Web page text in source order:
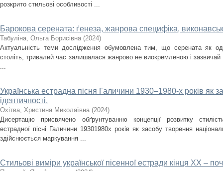
розкрито стильові особливості ...
Барокова серената: ґенеза, жанрова специфіка,
Табуліна, Ольга Борисівна (2024)
Актуальність теми дослідження обумовлена тим, що серената як
століть, тривалий час залишалася жанрово не виокремленою і зазвичай
...
Українська естрадна пісня Галичини 1930–1980-­х років як
ідентичності.
Охітва, Христина Миколаївна (2024)
Дисертацію присвячено обґрунтуванню концепції розвитку
естрадної пісні Галичини 1930­1980­х років як засобу творення
здійснюється маркування ...
Стильові виміри української пісенної естради кінця ХХ –